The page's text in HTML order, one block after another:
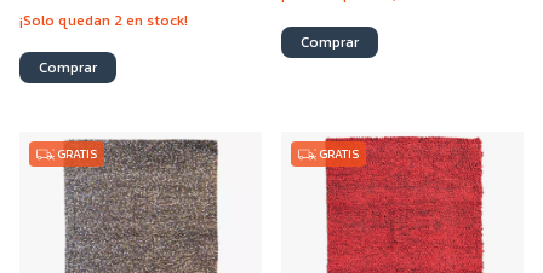
¡Solo quedan 2 en stock!
Comprar
Comprar
GRATIS GRATIS